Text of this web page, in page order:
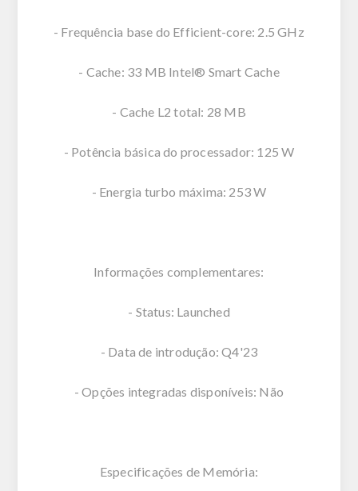
- Frequência base do Efficient-core: 2.5 GHz
- Cache: 33 MB Intel® Smart Cache
- Cache L2 total: 28 MB
- Potência básica do processador: 125 W
- Energia turbo máxima: 253 W
Informações complementares:
- Status: Launched
- Data de introdução: Q4'23
- Opções integradas disponíveis: Não
Especificações de Memória: